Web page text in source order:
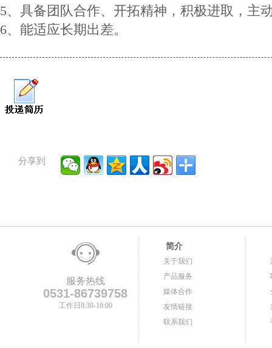
5、具备团队合作、开拓精神，积极进取，主
6、能适应长期出差。
分享到
服务热线
0531-86739758
工作日8:30-18:00
简介
关于我们
产品服务
媒体合作
友情链接
联系我们